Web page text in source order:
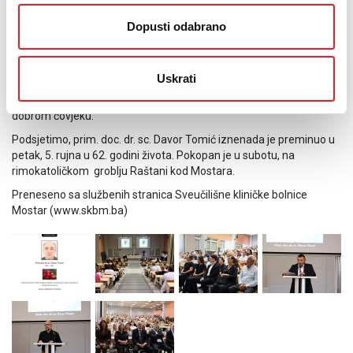
Dopusti odabrano
Uskrati
trebali, bit ćemo tu za vas.”
Tijekom komemoracije, u prepunom je amfiteatru Medicinskog
beskraju i Otiš'o je otac moj polako koje su izmamile suze na lica
svih prisutnih koji su došli odati počast prijatelju, kolegi, ali nadasve
dobrom čovjeku.
Podsjetimo, prim. doc. dr. sc. Davor Tomić iznenada je preminuo u
petak, 5. rujna u 62. godini života. Pokopan je u subotu, na
rimokatoličkom groblju Raštani kod Mostara.
Preneseno sa službenih stranica Sveučilišne kliničke bolnice
Mostar (www.skbm.ba)